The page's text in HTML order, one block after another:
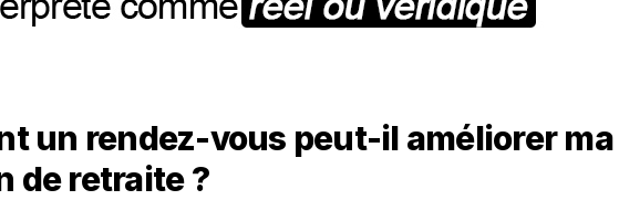
un rendez-vous peut-il améliorer ma
de retraite ?